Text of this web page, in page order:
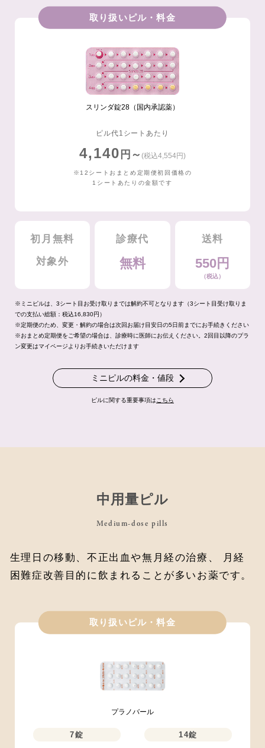
取り扱いピル・料金
スリンダ錠28（国内承認薬）
ピル代1シートあたり
4,140 円～ (税込4,554円)
※12シートおまとめ定期便初回価格の
1シートあたりの金額です
初月無料
対象外
診療代
無料
送料
550円
（税込）
※ミニピルは、3シート目お受け取りまでは解約不可となります（3シート目受け取りま
での支払い総額：税込16,830円）
※定期便のため、変更・解約の場合は次回お届け目安日の5日前までにお手続きください
※おまとめ定期便をご希望の場合は、診療時に医師にお伝えください。2回目以降のプラ
ン変更はマイページよりお手続きいただけます
ミニピルの料金・値段
ピルに関する重要事項は こちら
中用量ピル
Medium-dose pills
生理日の移動、不正出血や無月経の治療、
月経
困難症改善目的に飲まれることが多いお薬です。
取り扱いピル・料金
プラノバール
7錠 14錠